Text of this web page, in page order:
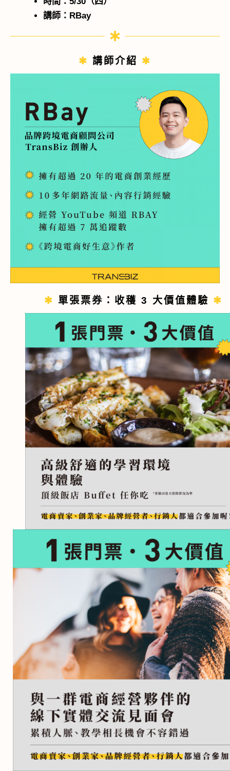
講師：RBay
✱ 講師介紹 ✱
✱ 單張票券：收穫 3 大價值體驗 ✱